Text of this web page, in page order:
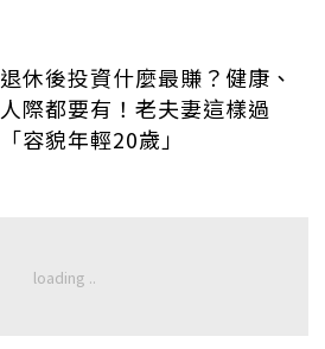
退休後投資什麼最賺？健康、
人際都要有！老夫妻這樣過
「容貌年輕20歲」